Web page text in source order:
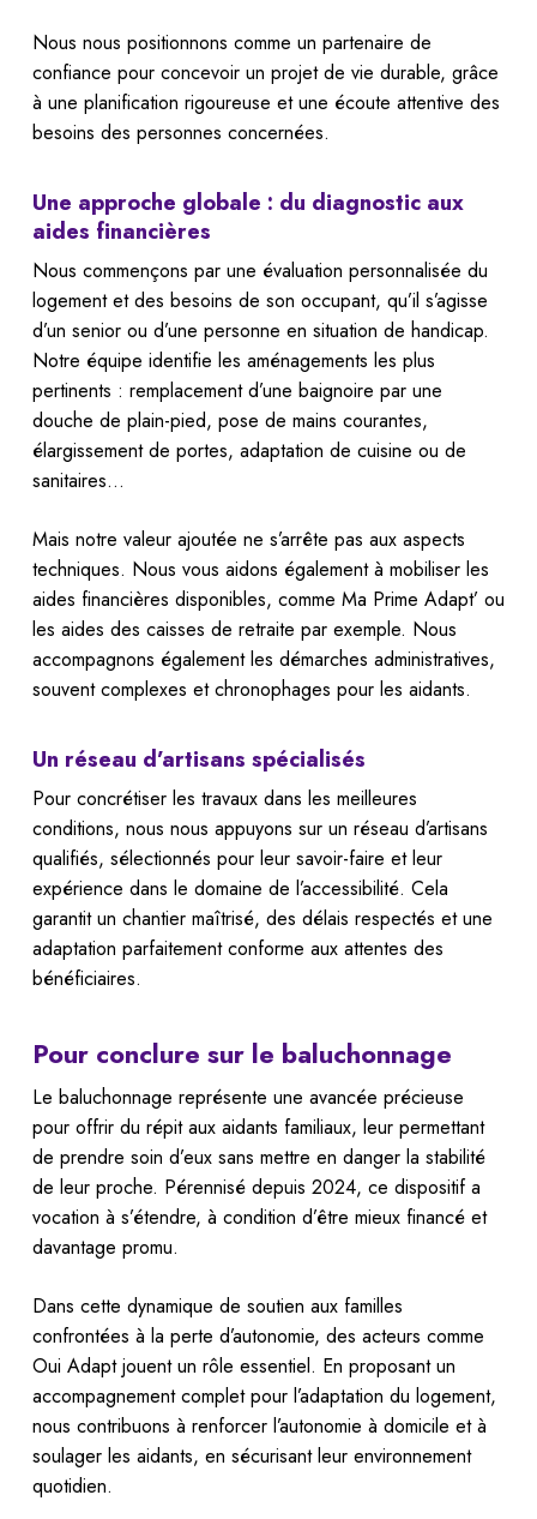
Nous nous positionnons comme un partenaire de
confiance pour concevoir un projet de vie durable, grâce
à une planification rigoureuse et une écoute attentive des
besoins des personnes concernées.
Une approche globale : du diagnostic aux
aides financières
Nous commençons par une évaluation personnalisée du
logement et des besoins de son occupant, qu’il s’agisse
d’un senior ou d’une personne en situation de handicap.
Notre équipe identifie les aménagements les plus
pertinents : remplacement d’une baignoire par une
douche de plain-pied, pose de mains courantes,
élargissement de portes, adaptation de cuisine ou de
sanitaires…
Mais notre valeur ajoutée ne s’arrête pas aux aspects
techniques. Nous vous aidons également à mobiliser les
aides financières disponibles, comme Ma Prime Adapt’ ou
les aides des caisses de retraite par exemple. Nous
accompagnons également les démarches administratives,
souvent complexes et chronophages pour les aidants.
Un réseau d’artisans spécialisés
Pour concrétiser les travaux dans les meilleures
conditions, nous nous appuyons sur un réseau d’artisans
qualifiés, sélectionnés pour leur savoir-faire et leur
expérience dans le domaine de l’accessibilité. Cela
garantit un chantier maîtrisé, des délais respectés et une
adaptation parfaitement conforme aux attentes des
bénéficiaires.
Pour conclure sur le baluchonnage
Le baluchonnage représente une avancée précieuse
pour offrir du répit aux aidants familiaux, leur permettant
de prendre soin d’eux sans mettre en danger la stabilité
de leur proche. Pérennisé depuis 2024, ce dispositif a
vocation à s’étendre, à condition d’être mieux financé et
davantage promu.
Dans cette dynamique de soutien aux familles
confrontées à la perte d’autonomie, des acteurs comme
Oui Adapt jouent un rôle essentiel. En proposant un
accompagnement complet pour l’adaptation du logement,
nous contribuons à renforcer l’autonomie à domicile et à
soulager les aidants, en sécurisant leur environnement
quotidien.